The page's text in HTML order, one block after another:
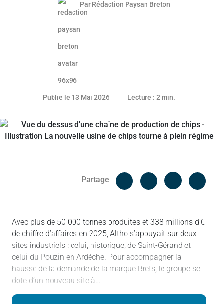
Article réservé aux abonnés
Par Rédaction Paysan Breton
Publié le 13 Mai 202612 mai 2026Lecture : 2 min.
Partage
Facebook
Avec plus de 50 000 tonnes produites et 338 millions d’€
de chiffre d’affaires en 2025, Altho s’appuyait sur deux
sites industriels : celui, historique, de Saint-Gérand et
celui du Pouzin en Ardèche. Pour accompagner la
hausse de la demande de la marque Brets, le groupe se
dote d’un nouveau site à…